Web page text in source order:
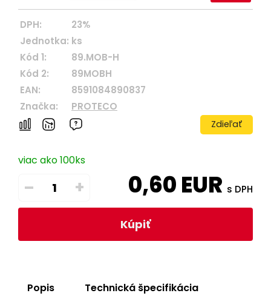
DPH:
23%
Jednotka: ks
Kód 1:
89.MOB-H
Kód 2:
89MOBH
EAN:
8591084890837
Značka:
PROTECO
Zdieľať
viac ako 100ks
– + 0,60EUR s DPH
Kúpiť
Popis Technická špecifikácia